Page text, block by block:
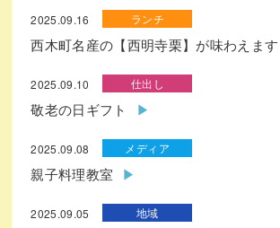
2025.09.16 ランチ
西木町名産の【西明寺栗】が味わえます
2025.09.10 仕出し
敬老の日ギフト
2025.09.08 メディア
親子料理教室
2025.09.05 地域